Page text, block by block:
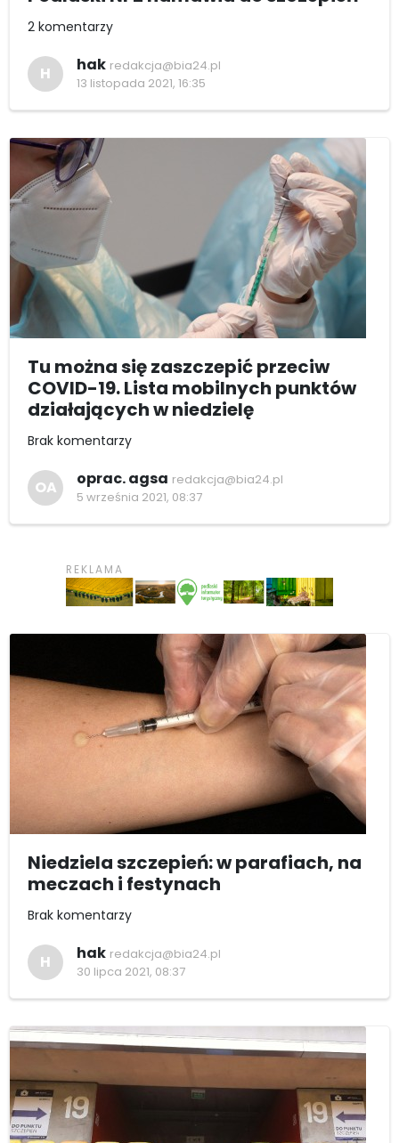
2 komentarzy
H hak redakcja@bia24.pl
13 listopada 2021, 16:35
Tu można się zaszczepić przeciw
COVID-19. Lista mobilnych punktów
działających w niedzielę
Brak komentarzy
OA oprac. agsa redakcja@bia24.pl
5 września 2021, 08:37
Niedziela szczepień: w parafiach, na
meczach i festynach
Brak komentarzy
H hak redakcja@bia24.pl
30 lipca 2021, 08:37